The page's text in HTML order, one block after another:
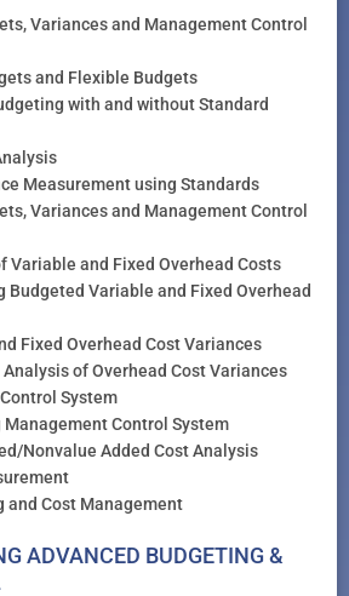
Variances and Management Control
and Flexible Budgets
with and without Standard
Measurement using Standards
Variances and Management Control
Variable and Fixed Overhead Costs
Budgeted Variable and Fixed Overhead
Fixed Overhead Cost Variances
of Overhead Cost Variances
System
Management Control System
Nonvalue Added Cost Analysis
and Cost Management
ADVANCED BUDGETING &